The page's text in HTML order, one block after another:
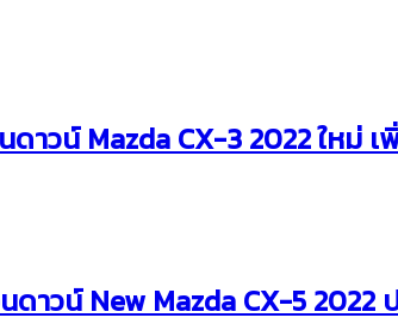
ดาวน์ Mazda CX-3 2022 ใหม่
นดาวน์ New Mazda CX-5